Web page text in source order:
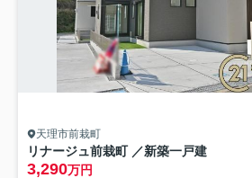
天理市前栽町
リナージュ前栽町 ／新築一戸建
3,290万円